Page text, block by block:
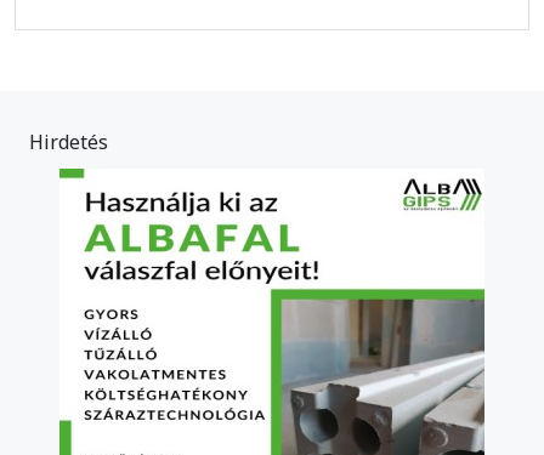
Hirdetés